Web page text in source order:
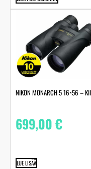
NIKON MONARCH 5 16×56 –
699,00€
LUE LISÄÄ